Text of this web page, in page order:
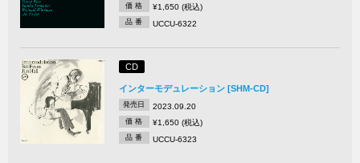
価 格 ¥1,650 (税込)
品 番 UCCU-6322
CD
インターモデュレーション [SHM-CD]
発売日 2023.09.20
価 格 ¥1,650 (税込)
品 番 UCCU-6323